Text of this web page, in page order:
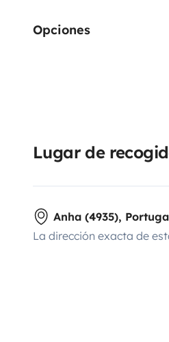
Opciones
Lugar de
Anha (4935),
La dirección exacta de